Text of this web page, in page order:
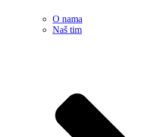
O nama
Naš tim